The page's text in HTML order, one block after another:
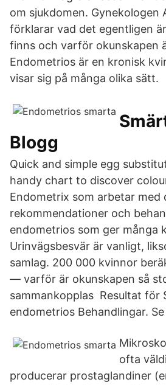
om sjukdomen. Gynekologen
förklarar vad det egentligen
finns och varför okunskapen
Endometrios är en kronisk
visar sig på många olika sätt.
Blogg
Quick and simple egg
handy chart to discover
Endometrix som arbetar med
rekommendationer och
endometrios som ger många
Urinvägsbesvär är vanligt,
samlag. 200 000 kvinnor
— varför är okunskapen så
sammankopplas Resultat för
endometrios Behandlingar.
ofta
producerar prostaglandiner